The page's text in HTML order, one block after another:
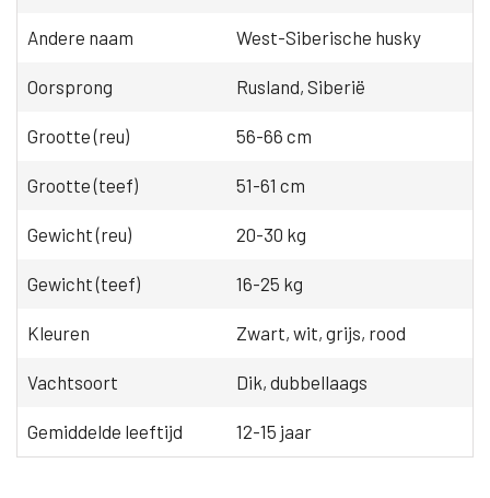
Andere naam West-Siberische husky
Oorsprong Rusland, Siberië
Grootte (reu) 56-66 cm
Grootte (teef) 51-61 cm
Gewicht (reu) 20-30 kg
Gewicht (teef) 16-25 kg
Kleuren Zwart, wit, grijs, rood
Vachtsoort Dik, dubbellaags
Gemiddelde leeftijd 12-15 jaar